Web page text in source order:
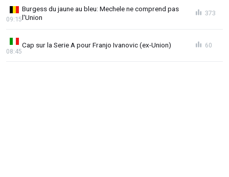
Burgess du jaune au bleu: Mechele ne comprend pas
l'Union
09:15
373
Cap sur la Serie A pour Franjo Ivanovic (ex-Union)
08:45
60